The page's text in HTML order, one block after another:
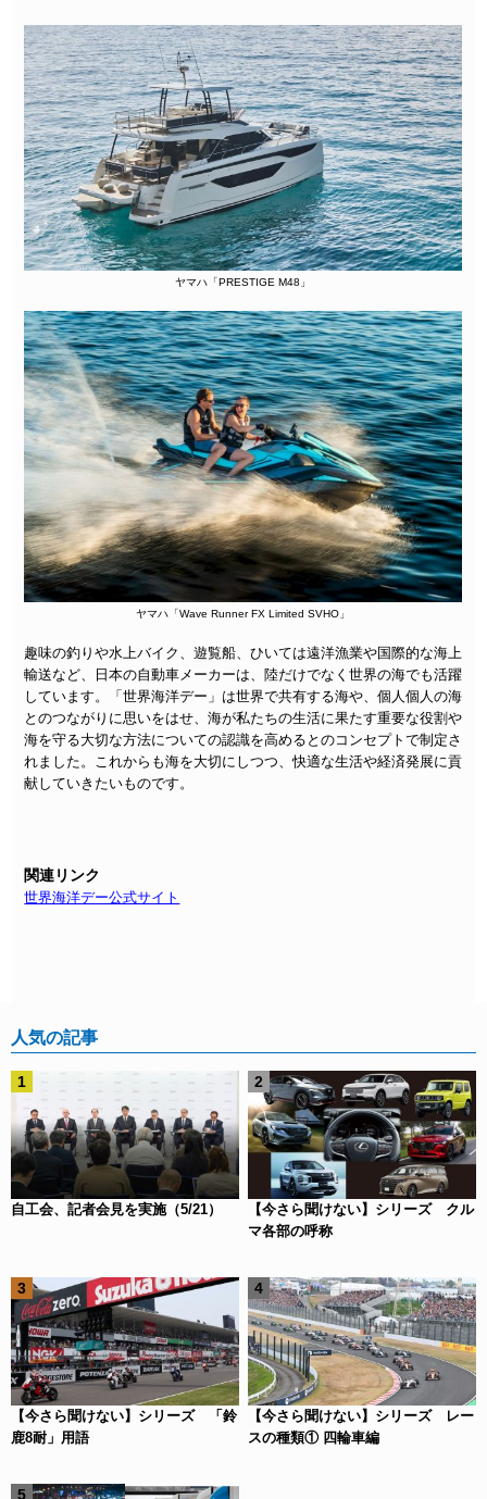
ヤマハ「PRESTIGE M48」
ヤマハ「Wave Runner FX Limited SVHO」
趣味の釣りや水上バイク、遊覧船、ひいては遠洋漁業や国際的な海上
輸送など、日本の自動車メーカーは、陸だけでなく世界の海でも活躍
しています。「世界海洋デー」は世界で共有する海や、個人個人の海
とのつながりに思いをはせ、海が私たちの生活に果たす重要な役割や
海を守る大切な方法についての認識を高めるとのコンセプトで制定さ
れました。これからも海を大切にしつつ、快適な生活や経済発展に貢
献していきたいものです。
関連リンク
世界海洋デー公式サイト
人気の記事
自工会、記者会見を実施（5/21）
【今さら聞けない】シリーズ クル
マ各部の呼称
【今さら聞けない】シリーズ 「鈴
鹿8耐」用語
【今さら聞けない】シリーズ レー
スの種類① 四輪車編